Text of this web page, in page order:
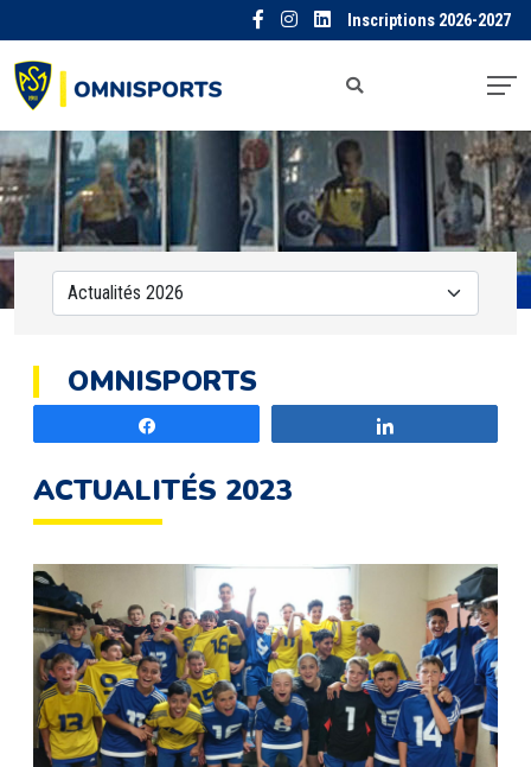
Inscriptions 2026-2027
OMNISPORTS
ACTUALITÉS 2023